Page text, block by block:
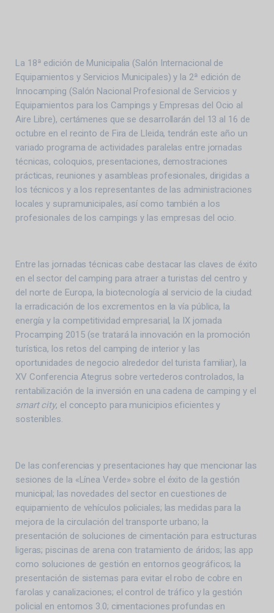
La 18ª edición de Municipalia (Salón Internacional de
Equipamientos y Servicios Municipales) y la 2ª edición de
Innocamping (Salón Nacional Profesional de Servicios y
Equipamientos para los Campings y Empresas del Ocio al
Aire Libre), certámenes que se desarrollarán del 13 al 16 de
octubre en el recinto de Fira de Lleida, tendrán este año un
variado programa de actividades paralelas entre jornadas
técnicas, coloquios, presentaciones, demostraciones
prácticas, reuniones y asambleas profesionales, dirigidas a
los técnicos y a los representantes de las administraciones
locales y supramunicipales, así como también a los
profesionales de los campings y las empresas del ocio.
Entre las jornadas técnicas cabe destacar las claves de éxito
en el sector del camping para atraer a turistas del centro y
del norte de Europa, la biotecnología al servicio de la ciudad:
la erradicación de los excrementos en la vía pública, la
energía y la competitividad empresarial, la IX jornada
Procamping 2015 (se tratará la innovación en la promoción
turística, los retos del camping de interior y las
oportunidades de negocio alrededor del turista familiar), la
XV Conferencia Ategrus sobre vertederos controlados, la
rentabilización de la inversión en una cadena de camping y el
smart city, el concepto para municipios eficientes y
sostenibles.
De las conferencias y presentaciones hay que mencionar las
sesiones de la «Línea Verde» sobre el éxito de la gestión
municipal; las novedades del sector en cuestiones de
equipamiento de vehículos policiales; las medidas para la
mejora de la circulación del transporte urbano; la
presentación de soluciones de cimentación para estructuras
ligeras; piscinas de arena con tratamiento de áridos; las app
como soluciones de gestión en entornos geográficos; la
presentación de sistemas para evitar el robo de cobre en
farolas y canalizaciones; el control de tráfico y la gestión
policial en entornos 3.0; cimentaciones profundas en